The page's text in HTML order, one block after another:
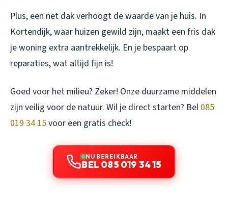
Plus, een net dak verhoogt de waarde van je huis. In
Kortendijk, waar huizen gewild zijn, maakt een fris dak
je woning extra aantrekkelijk. En je bespaart op
reparaties, wat altijd fijn is!
Goed voor het milieu? Zeker! Onze duurzame middelen
zijn veilig voor de natuur. Wil je direct starten? Bel 085
019 34 15voor een gratis check!
NU BEREIKBAAR
BEL 085 019 34 15